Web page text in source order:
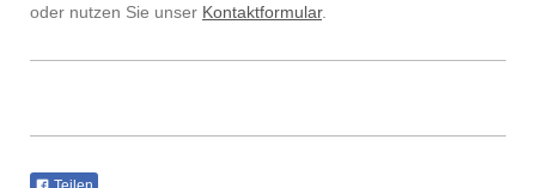
oder nutzen Sie unser Kontaktformular.